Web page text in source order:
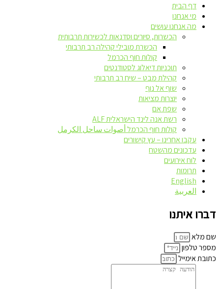
דף הבית
מי אנחנו
מה אנחנו עושים
הכשרות, סיורים וסדנאות לכשירות תרבותית
הכשרת מובילי קהילה רב תרבותי
קולות חוף הכרמל
תוכניות דיאלוג לסטודנטים
קהילת מבט – שיח רב תרבותי
שוף אל נוף
יוצרות מציאות
שפת אם
רשת אנה לינד הישראלית ALF
קולות חוף הכרמל أصوات ساحل الكرمل
עקבו אחרינו – עץ קישורים
עדכונים מהשטח
לוח אירועים
תרומות
English
العربية
דברו איתנו
שם מלא
מספר טלפון
כתובת אימייל